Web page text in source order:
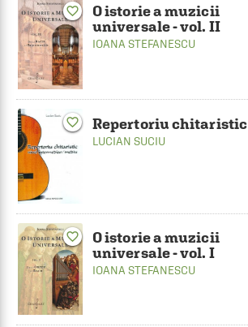
favorite_border
O istorie a muzicii
universale - vol. II
IOANA STEFANESCU
favorite_border Repertoriu chitaristic
LUCIAN SUCIU
favorite_border
O istorie a muzicii
universale - vol. I
IOANA STEFANESCU